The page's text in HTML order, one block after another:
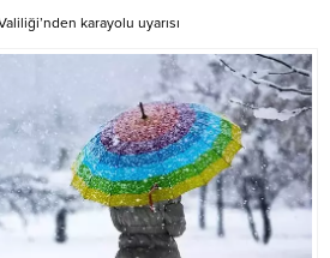
karayolu uyarısı